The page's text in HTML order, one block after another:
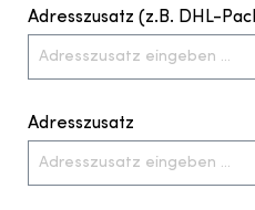
Adresszusatz (z.B. DHL-
Adresszusatz